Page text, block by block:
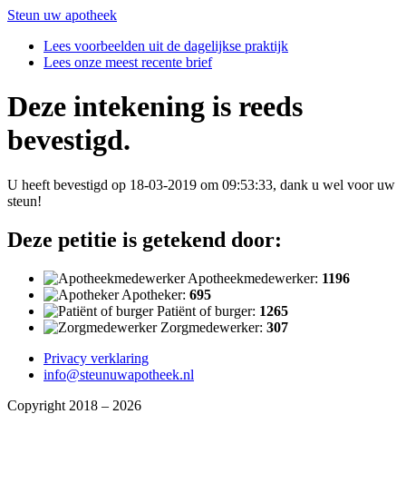
Steun uw apotheek
Lees voorbeelden uit de dagelijkse praktijk
Lees onze meest recente brief
Deze intekening is reeds
bevestigd.
U heeft bevestigd op 18-03-2019 om 09:53:33, dank u wel voor uw
steun!
Deze petitie is getekend door:
Apotheekmedewerker: 1196
Apotheker: 695
Patiënt of burger: 1265
Zorgmedewerker: 307
Privacy verklaring
info@steunuwapotheek.nl
Copyright 2018 – 2026